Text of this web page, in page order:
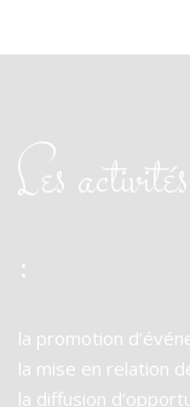
Les
:
la promotion
la mise en relation
la diffusion